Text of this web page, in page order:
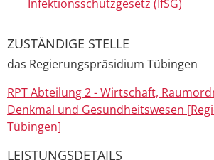
Infektionsschutzgesetz (IfSG)
ZUSTÄNDIGE STELLE
das Regierungspräsidium Tübingen
RPT Abteilung 2 - Wirtschaft,
Denkmal und Gesundheitswesen
Tübingen]
LEISTUNGSDETAILS